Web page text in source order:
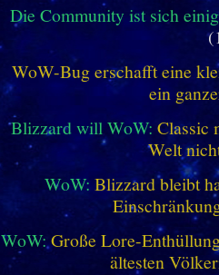
Die Community ist sich
WoW-Bug erschafft eine
ein
Blizzard will WoW: Classic
Welt
WoW: Blizzard bleibt
WoW:Große Lore-
ältesten